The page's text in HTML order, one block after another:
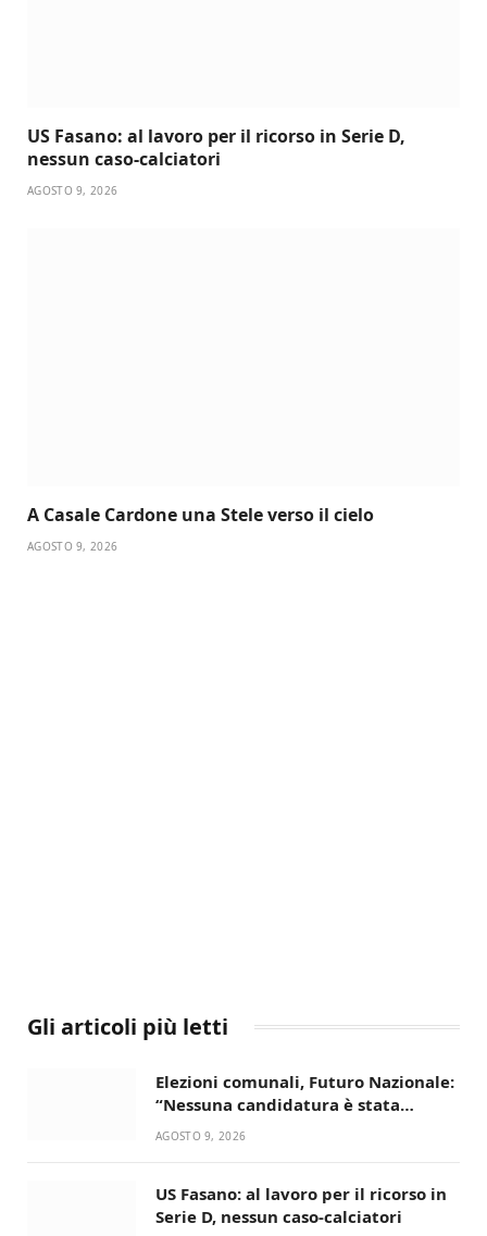
US Fasano: al lavoro per il ricorso in Serie D,
nessun caso-calciatori
AGOSTO 9, 2026
A Casale Cardone una Stele verso il cielo
AGOSTO 9, 2026
Gli articoli più letti
Elezioni comunali, Futuro Nazionale:
“Nessuna candidatura è stata
ancora decisa”
AGOSTO 9, 2026
US Fasano: al lavoro per il ricorso in
Serie D, nessun caso-calciatori